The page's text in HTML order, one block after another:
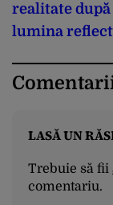
realitate după
lumina
LASĂ UN
Trebuie să fii
comentariu.